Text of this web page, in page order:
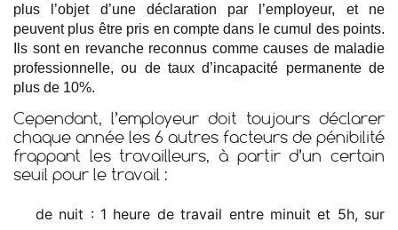
plus l’objet d’une déclaration par l’employeur, et ne
peuvent plus être pris en compte dans le cumul des points.
Ils sont en revanche reconnus comme causes de maladie
professionnelle, ou de taux d’incapacité permanente de
plus de 10%.
Cependant, l’employeur doit toujours déclarer
chaque année les 6 autres facteurs de pénibilité
frappant les travailleurs, à partir d’un certain
seuil pour le travail :
de nuit : 1 heure de travail entre minuit et 5h, sur